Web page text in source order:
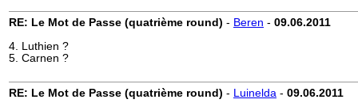
RE: Le Mot de Passe (quatrième round) - Beren - 09.06.2011
4. Luthien ?
5. Carnen ?
RE: Le Mot de Passe (quatrième round) - Luinelda - 09.06.2011